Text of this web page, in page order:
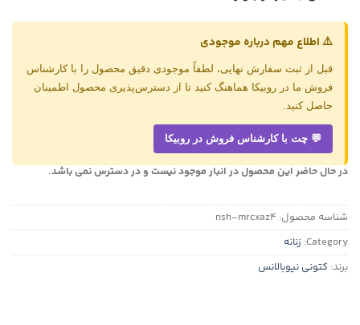
⚠️ اطلاع مهم درباره موجودی
قبل از ثبت سفارش نهایی، لطفاً موجودی دقیق محصول را با کارشناس
فروش ما در روبیکا هماهنگ کنید تا از دسترس‌پذیری محصول اطمینان
حاصل کنید.
💬 چت با کارشناس فروش در روبیکا
در حال حاضر این محصول در انبار موجود نیست و در دسترس نمی باشد.
شناسه محصول: nsh-mrcxaz4
Category: زنانه
برند: کتونی نیوبالانس